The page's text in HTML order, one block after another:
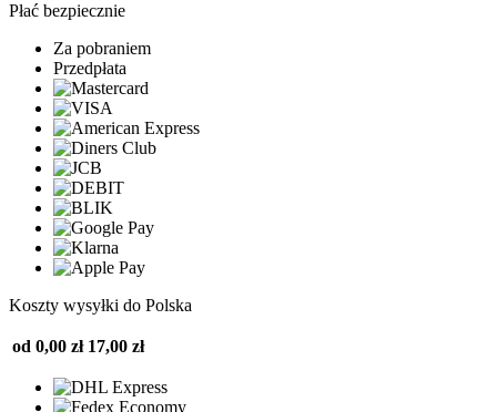
Płać bezpiecznie
Za pobraniem
Przedpłata
Koszty wysyłki do Polska
od 0,00 zł 17,00 zł